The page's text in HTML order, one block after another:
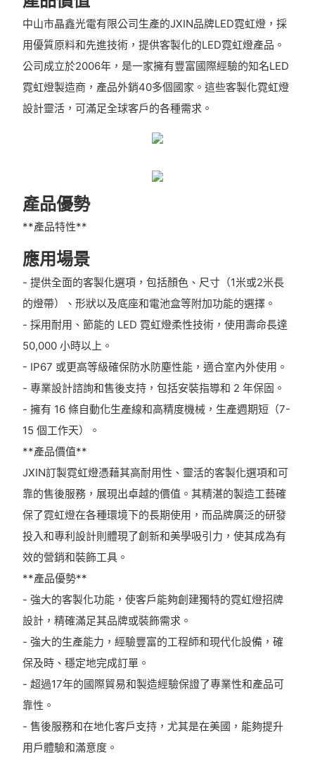
中山市晶鑫光電有限公司生產的JXIN品牌LED霓虹燈，採
用優質原料和先進技術，提供客製化的LED霓虹燈產品。
公司成立於2006年，是一家擁有豐富國際經驗的知名LED
霓虹燈製造商，產品外銷40多個國家。這些客製化霓虹燈
設計靈活，可滿足全球客戶的各種需求。
產品優勢
**產品特性**
應用場景
- 提供全面的客製化選項，包括顏色、尺寸（1米或2米長
的燈帶）、形狀以及底座和電池盒等附加功能的選擇。
- 採用耐用、節能的 LED 霓虹燈柔性技術，使用壽命長達
50,000 小時以上。
- IP67 或更高等級確保防水防塵性能，適合室內外使用。
- 專業設計諮詢和售後支持，包括安裝指導和 2 年保固。
- 擁有 16 條自動化生產線和高精度機械，生產週期短（7-
15 個工作天）。
**產品價值**
JXIN訂製霓虹燈憑藉其高耐用性、靈活的客製化選項和可
靠的售後服務，展現出卓越的價值。其精湛的製造工藝確
保了霓虹燈在各種環境下的長期使用，而品牌廣泛的研發
投入和專利設計則體現了創新和美學吸引力，使其成為有
效的營銷和裝飾工具。
**產品優勢**
- 強大的客製化功能，使客戶能夠創建獨特的霓虹燈招牌
設計，精確滿足其品牌或裝飾需求。
- 強大的生產能力，經驗豐富的工程師和現代化設備，確
保及時、穩定地完成訂單。
- 超過17年的國際貿易和製造經驗保證了專業性和產品可
靠性。
- 售後服務和在地化客戶支持，尤其是在美國，能夠提升
用戶體驗和滿意度。